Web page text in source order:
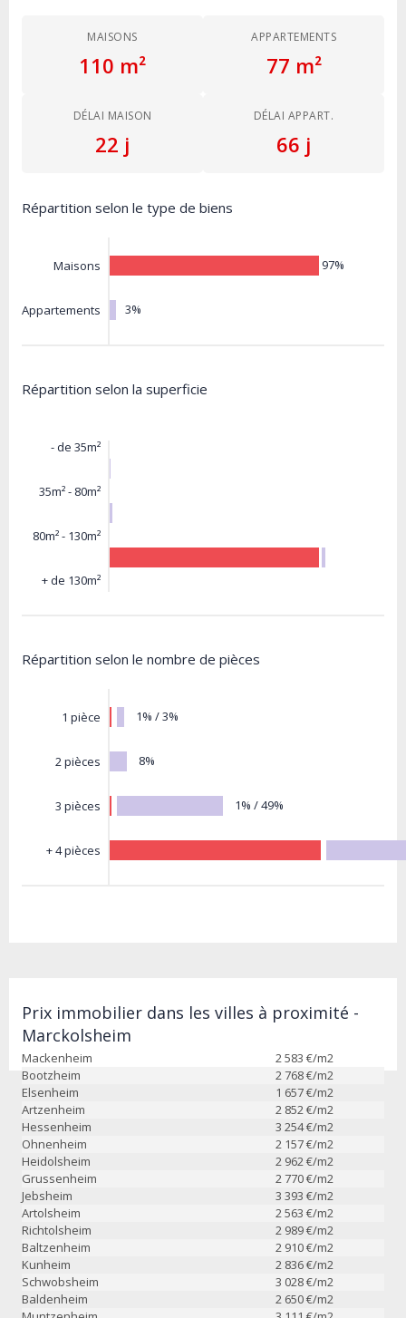
MAISONS
110 m²
APPARTEMENTS
77 m²
DÉLAI MAISON
22 j
DÉLAI APPART.
66 j
Répartition selon le type de biens
Maisons
Appartements
97%
3%
Répartition selon la superficie
- de 35m²
35m² - 80m²
80m² - 130m²
+ de 130m²
Répartition selon le nombre de pièces
1 pièce
2 pièces
3 pièces
+ 4 pièces
1% / 3%
8%
1% / 49%
Prix immobilier dans les villes à proximité -
Marckolsheim
Mackenheim 2 583 €/m2
Bootzheim
2 768€/m2
Elsenheim
1 657€/m2
Artzenheim
2 852 €/m2
Hessenheim
3 254€/m2
Ohnenheim
2 157€/m2
Heidolsheim
2 962 €/m2
Grussenheim
2 770€/m2
Jebsheim
3 393 €/m2
Artolsheim
2 563 €/m2
Richtolsheim
2 989€/m2
Baltzenheim
2 910€/m2
Kunheim
2 836€/m2
Schwobsheim
3 028€/m2
Baldenheim
2 650€/m2